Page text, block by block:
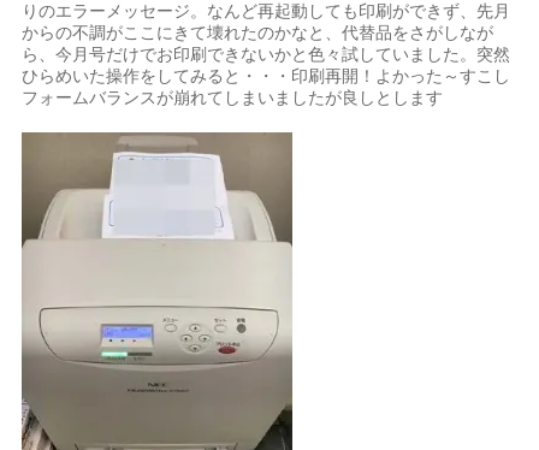
りのエラーメッセージ。なんど再起動しても印刷ができず、先月
からの不調がここにきて壊れたのかなと、代替品をさがしなが
ら、今月号だけでお印刷できないかと色々試していました。突然
ひらめいた操作をしてみると・・・印刷再開！よかった～すこし
フォームバランスが崩れてしまいましたが良しとします